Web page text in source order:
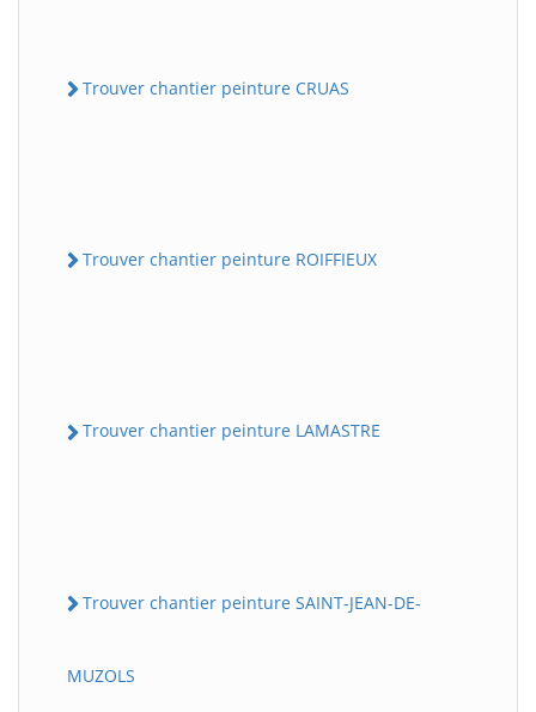
Trouver chantier peinture CRUAS
Trouver chantier peinture ROIFFIEUX
Trouver chantier peinture LAMASTRE
Trouver chantier peinture SAINT-JEAN-DE-
MUZOLS